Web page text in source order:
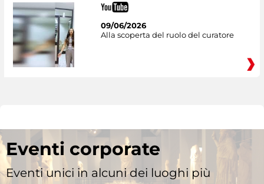
09/06/2026
Alla scoperta del ruolo del curatore
Eventi corporate
Eventi unici in alcuni dei luoghi più